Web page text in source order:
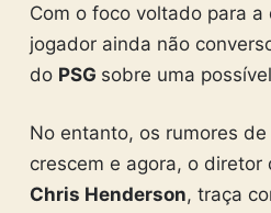
Com o foco voltado para
jogador ainda não
do PSG sobre uma
No entanto, os rumores
crescem e agora, o diretor
Chris Henderson, traça